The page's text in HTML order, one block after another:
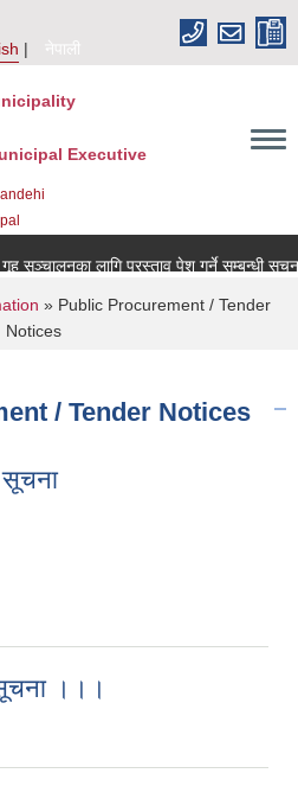
नेपाली
Executive
सञ्चालनका लागि प्रस्ताव पेश गर्ने सम्बन्धी सूचना ।
» Public Procurement / Tender
Notices
/ Tender Notices
।।।